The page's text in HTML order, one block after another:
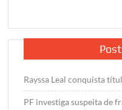
Rayssa Leal conquista
PF investiga suspeita de